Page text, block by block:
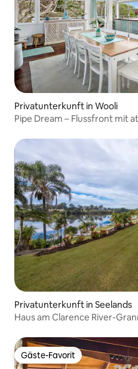
Privatunterkunft in Wooli
Pipe Dream – Flussfront mit
Privatunterkunft in Seelands
Haus am Clarence River-
Gäste-Favorit
Gäste-Favorit